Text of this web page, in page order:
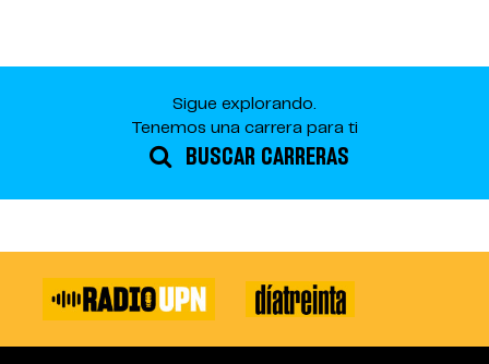
Sigue explorando.
Tenemos una carrera para ti
BUSCAR CARRERAS